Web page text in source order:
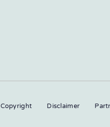
Copyright Disclaimer